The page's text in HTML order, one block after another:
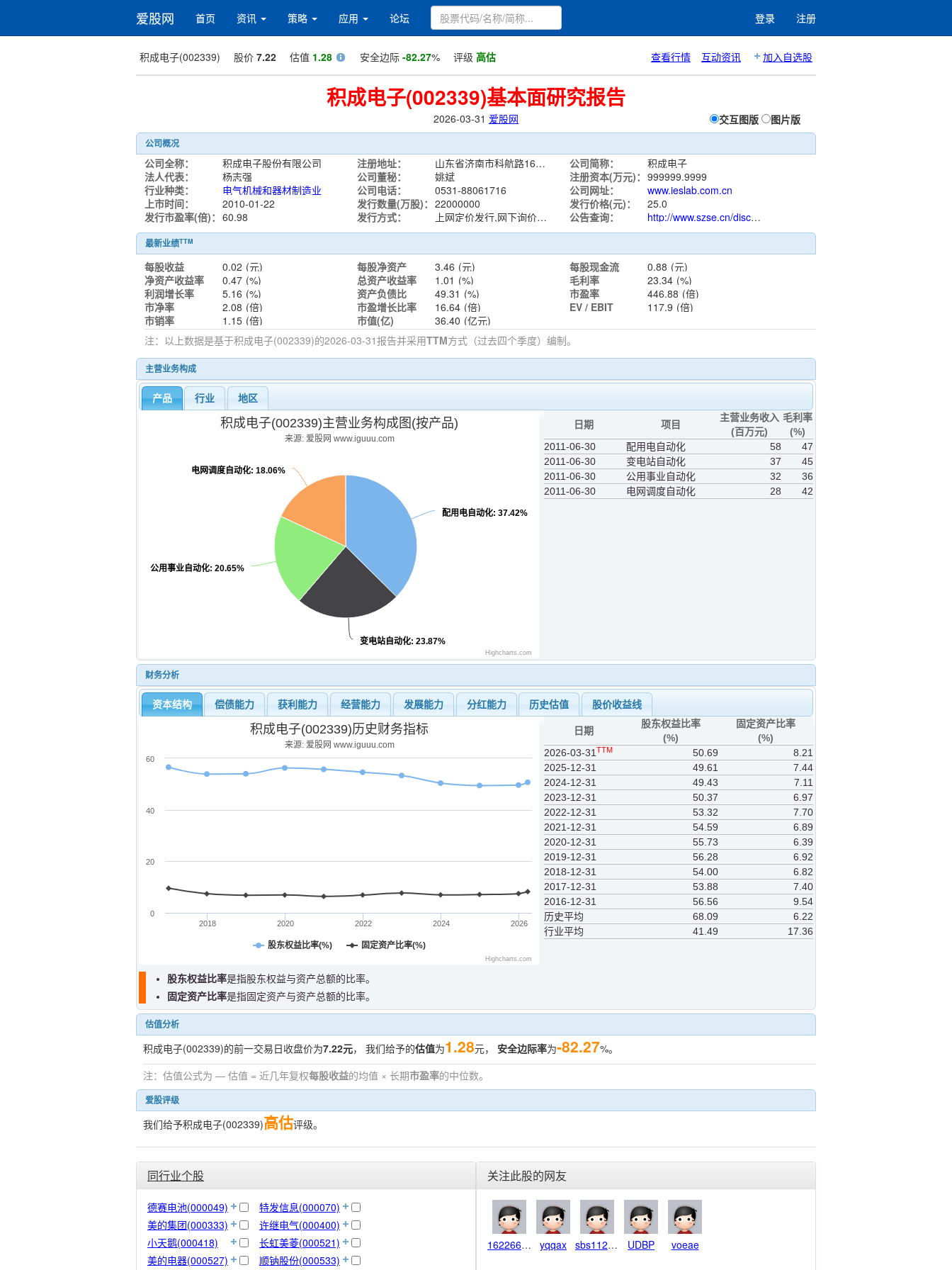
爱股网 首页 资讯 策略 应用 论坛 登录 注册
积成电子(002339) 股价 7.22 估值 1.28 安全边际 -82.27% 评级 高估 查看行情 互动资讯 加入自选股
积成电子(002339)基本面研究报告
2026-03-31 爱股网 交互图版 图片版
公司概况
公司全称： 积成电子股份有限公司 注册地址： 山东省济南市科航路1677号 公司简称：
积成电子
法人代表：
杨志强 公司董秘： 姚斌 注册资本(万元)： 999999.9999
行业种类：
电气机械和器材制造业 公司电话： 0531-88061716 公司网址：
www.ieslab.com.cn
上市时间：
2010-01-22 发行数量(万股)： 22000000 发行价格(元)：
25.0
发行市盈率(倍)： 60.98 发行方式： 上网定价发行,网下询价发行 公告查询： http://www.szse.cn/disclosure/listed/notice/index.html?stock=002339
最新业绩TTM
每股收益 0.02 (元) 每股净资产 3.46 (元) 每股现金流 0.88 (元)
净资产收益率
0.47 (%) 总资产收益率 1.01 (%) 毛利率 23.34 (%)
利润增长率
5.16 (%) 资产负债比 49.31 (%) 市盈率 446.88 (倍)
市净率
2.08 (倍) 市盈增长比率 16.64 (倍) EV / EBIT 117.9 (倍)
市销率
1.15 (倍) 市值(亿) 36.40 (亿元)
注：以上数据是基于积成电子(002339)的2026-03-31报告并采用TTM方式（过去四个季度）编制。
主营业务构成
产品 行业 地区
积成电子(002339)主营业务构成图(按产品)
来源: 爱股网 www.iguuu.com
配用电自动化: 37.42%
变电站自动化: 23.87%
公用事业自动化: 20.65%
电网调度自动化: 18.06%
Highcharts.com
日期 项目
主营业务收入
(百万元)
毛利率
(%)
2011-06-30
配用电自动化 58
47
2011-06-30
变电站自动化 37
45
2011-06-30
公用事业自动化 32
36
2011-06-30
电网调度自动化 28 42
财务分析
资本结构 偿债能力 获利能力 经营能力 发展能力 分红能力 历史估值 股价收益线
积成电子(002339)历史财务指标
来源: 爱股网 www.iguuu.com
股东权益比率(%) 固定资产比率(%)
2018 2020 2022 2024 2026
0
20
40
60
Highcharts.com
日期
股东权益比率
(%)
固定资产比率
(%)
2026-03-31 TTM 50.69
8.21
2025-12-31
49.61
7.44
2024-12-31
49.43
7.11
2023-12-31
50.37
6.97
2022-12-31
53.32
7.70
2021-12-31
54.59
6.89
2020-12-31
55.73
6.39
2019-12-31
56.28
6.92
2018-12-31
54.00
6.82
2017-12-31
53.88
7.40
2016-12-31
56.56
9.54
历史平均
68.09
6.22
行业平均
41.49 17.36
股东权益比率是指股东权益与资产总额的比率。
固定资产比率是指固定资产与资产总额的比率。
估值分析
积成电子(002339)的前一交易日收盘价为7.22元， 我们给予的估值为1.28元， 安全边际率为-82.27%。
注：估值公式为 — 估值 = 近几年复权每股收益的均值 × 长期市盈率的中位数。
爱股评级
我们给予积成电子(002339)高估评级。
同行业个股
德赛电池(000049)
特发信息(000070)
美的集团(000333)
许继电气(000400)
小天鹅(000418)
长虹美菱(000521)
美的电器(000527)
顺钠股份(000533)
关注此股的网友
1622668631 yqqax sbs112233 UDBP voeae